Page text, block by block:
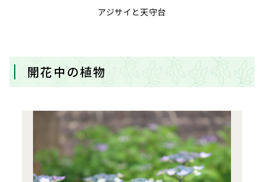
アジサイと天守台
開花中の植物